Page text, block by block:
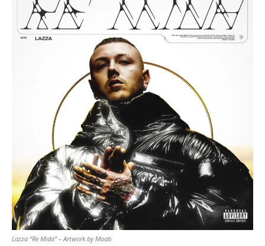
Lazza “Re Mida” – Artwork by Moab